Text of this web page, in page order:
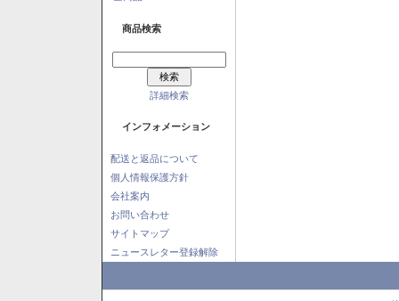
商品検索
詳細検索
インフォメーション
配送と返品について
個人情報保護方針
会社案内
お問い合わせ
サイトマップ
ニュースレター登録解除